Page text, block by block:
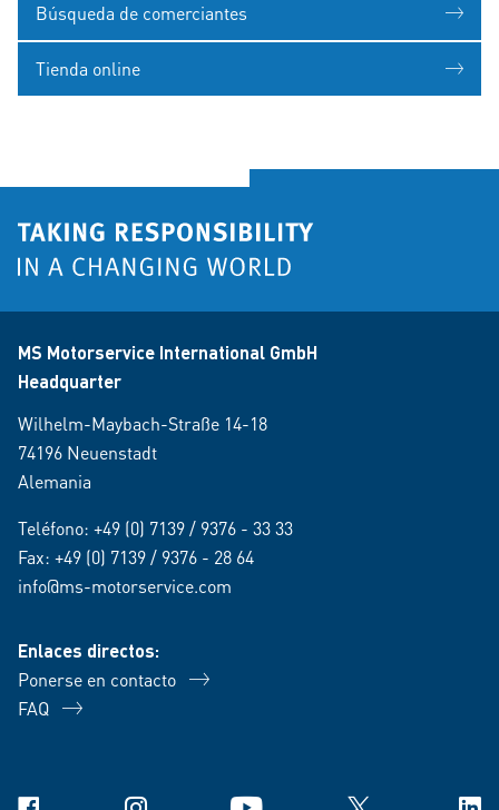
Búsqueda de comerciantes
Tienda online
MS Motorservice International GmbH
Headquarter
Wilhelm-Maybach-Straße 14-18
74196 Neuenstadt
Alemania
Teléfono: +49 (0) 7139 / 9376 - 33 33
Fax: +49 (0) 7139 / 9376 - 28 64
info@ms-motorservice.com
Enlaces directos:
Ponerse en contacto
FAQ